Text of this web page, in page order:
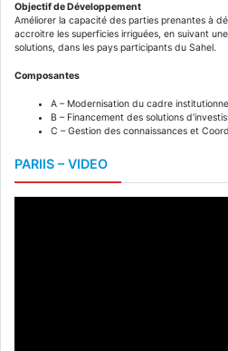
Objectif de Développement
Améliorer la capacité des parties prenantes à
accroitre les superficies irriguées, en suivant
solutions, dans les pays participants du Sahel.
Composantes
A – Modernisation du cadre
B – Financement des solutions
C – Gestion des connaissances et
PARIIS – VIDEO